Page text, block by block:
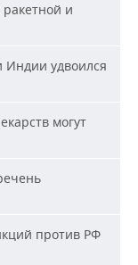
и
Индии удвоился
могут
против РФ